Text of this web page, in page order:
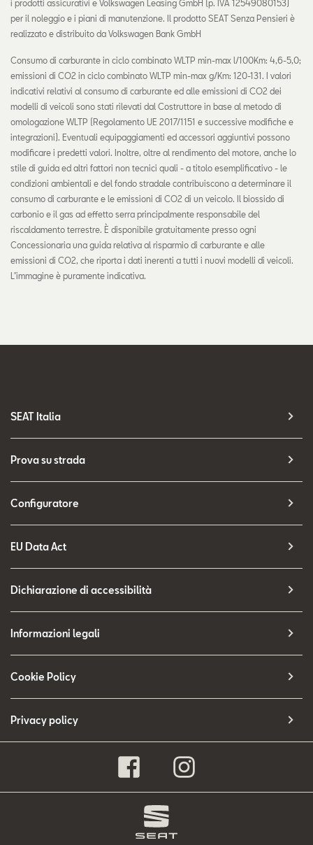
i prodotti assicurativi e Volkswagen Leasing GmbH (p. IVA 12549080153)
per il noleggio e i piani di manutenzione. Il prodotto SEAT Senza Pensieri è
realizzato e distribuito da Volkswagen Bank GmbH
Consumo di carburante in ciclo combinato WLTP min-max l/100Km: 4,6-5,0;
emissioni di CO2 in ciclo combinato WLTP min-max g/Km: 120-131. I valori
indicativi relativi al consumo di carburante ed alle emissioni di CO2 dei
modelli di veicoli sono stati rilevati dal Costruttore in base al metodo di
omologazione WLTP (Regolamento UE 2017/1151 e successive modifiche e
integrazioni). Eventuali equipaggiamenti ed accessori aggiuntivi possono
modificare i predetti valori. Inoltre, oltre al rendimento del motore, anche lo
stile di guida ed altri fattori non tecnici quali - a titolo esemplificativo - le
condizioni ambientali e del fondo stradale contribuiscono a determinare il
consumo di carburante e le emissioni di CO2 di un veicolo. Il biossido di
carbonio e il gas ad effetto serra principalmente responsabile del
riscaldamento terrestre. È disponibile gratuitamente presso ogni
Concessionaria una guida relativa al risparmio di carburante e alle
emissioni di CO2, che riporta i dati inerenti a tutti i nuovi modelli di veicoli.
L’immagine è puramente indicativa.
SEAT Italia
Prova su strada
Configuratore
EU Data Act
Dichiarazione di accessibilità
Informazioni legali
Cookie Policy
Privacy policy